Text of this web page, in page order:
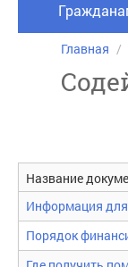
Главная
Название
Информация
Порядок